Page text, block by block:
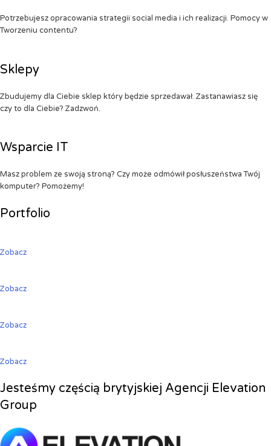
Potrzebujesz opracowania strategii social media i ich realizacji. Pomocy w
Tworzeniu contentu?
Sklepy
Zbudujemy dla Ciebie sklep który będzie sprzedawał. Zastanawiasz się
czy to dla Ciebie? Zadzwoń.
Wsparcie IT
Masz problem ze swoją stroną? Czy może odmówił posłuszeństwa Twój
komputer? Pomożemy!
Portfolio
Zobacz
Zobacz
Zobacz
Zobacz
Jesteśmy częścią brytyjskiej Agencji Elevation
Group